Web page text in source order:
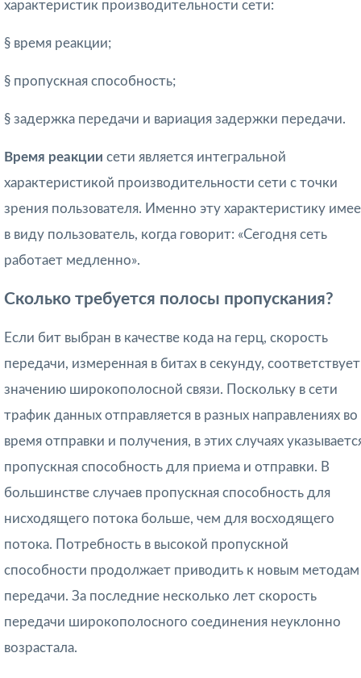
характеристик производительности сети:
§ время реакции;
§ пропускная способность;
§ задержка передачи и вариация задержки передачи.
Время реакции сети является интегральной
характеристикой производительно­сти сети с точки
зрения пользователя. Именно эту характеристику
в виду пользователь, когда говорит: «Сегодня сеть
работает медленно».
Сколько требуется полосы пропускания?
Если бит выбран в качестве кода на герц, скорость
передачи, измеренная в битах в секунду, соответствует
значению широкополосной связи. Поскольку в сети
трафик данных отправляется в разных направлениях во
время отправки и получения, в этих случаях
пропускная способность для приема и отправки. В
большинстве случаев пропускная способность для
нисходящего потока больше, чем для восходящего
потока. Потребность в высокой пропускной
способности продолжает приводить к новым методам
передачи. За последние несколько лет скорость
передачи широкополосного соединения неуклонно
возрастала.